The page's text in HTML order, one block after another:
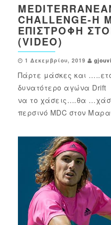
CHALLENGE-Η
ΕΠΙΣΤΡΟΦΉ
(VIDEO)
1 Δεκεμβρίου, 2019 gjouvi
Πάρτε μάσκες και
δυνατότερο αγώνα Drift
να το χάσεις….θα
περσινό MDC στον